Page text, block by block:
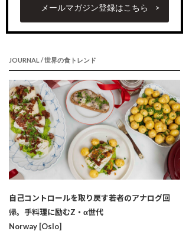
メールマガジン登録はこちら
JOURNAL / 世界の食トレンド
自己コントロールを取り戻す若者のアナログ回
帰。手料理に励むZ・α世代
Norway [Oslo]